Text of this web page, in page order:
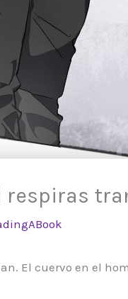
respiras
El cuervo en el